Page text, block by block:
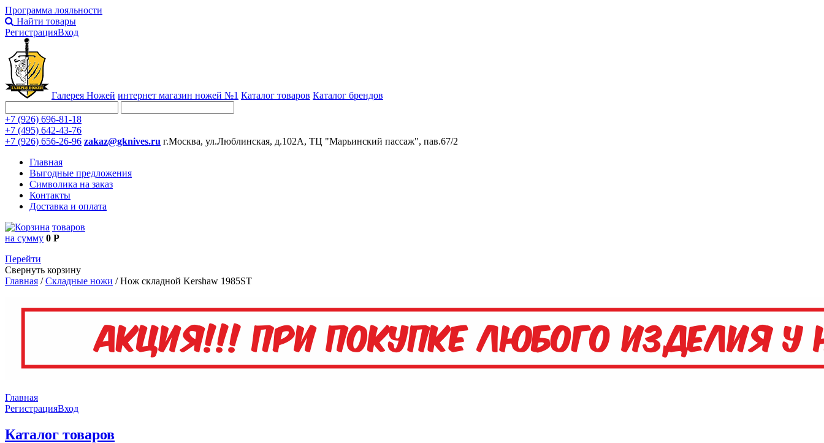
Программа лояльности
Найти товары
РегистрацияВход
Галерея Ножей интернет магазин ножей №1 Каталог товаров Каталог брендов
+7 (926) 696-81-18
+7 (495) 642-43-76
+7 (926) 656-26-96 zakaz@gknives.ru г.Москва, ул.Люблинская, д.102А, ТЦ "Марьинский пассаж", пав.67/2
Главная
Выгодные предложения
Символика на заказ
Контакты
Доставка и оплата
товаров
на сумму 0 Р
Перейти
Свернуть корзину
Главная /Складные ножи /Нож складной Kershaw 1985ST
Главная
РегистрацияВход
Каталог товаров